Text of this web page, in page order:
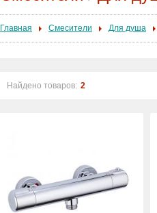
Главная Смесители Для душа
Найдено товаров: 2